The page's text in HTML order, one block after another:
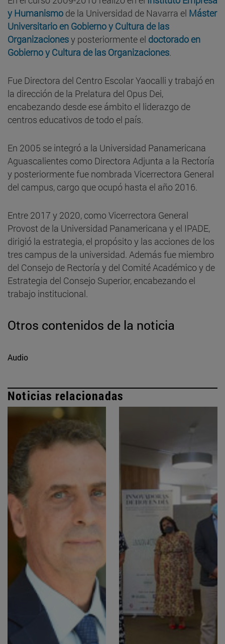
y Humanismo de la Universidad de Navarra el Máster
Universitario en Gobierno y Cultura de las
Organizacionesy posteriormente el doctorado en
Gobierno y Cultura de las Organizaciones.
Fue Directora del Centro Escolar Yaocalli y trabajó en
la dirección de la Prelatura del Opus Dei,
encabezando desde ese ámbito el liderazgo de
centros educativos de todo el país.
En 2005 se integró a la Universidad Panamericana
Aguascalientes como Directora Adjunta a la Rectoría
y posteriormente fue nombrada Vicerrectora General
del campus, cargo que ocupó hasta el año 2016.
Entre 2017 y 2020, como Vicerrectora General
Provost de la Universidad Panamericana y el IPADE,
dirigió la estrategia, el propósito y las acciones de los
tres campus de la universidad. Además fue miembro
del Consejo de Rectoría y del Comité Académico y de
Estrategia del Consejo Superior, encabezando el
trabajo institucional.
Otros contenidos de la noticia
Audio
Noticias relacionadas